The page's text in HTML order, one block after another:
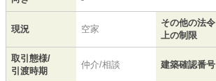
現況 空家
その他の法令
上の制限
取引態様/
引渡時期
仲介/相談 建築確認番号